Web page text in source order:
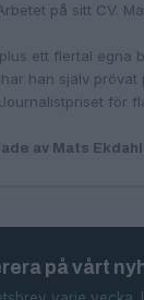
på sitt CV.
ett flertal
han själv
för
av Mats Ekdahl
på vårt